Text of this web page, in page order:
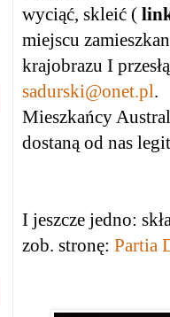
wyciąć, skleić (
miejscu
krajobrazu I
sadurski@onet.pl .
Mieszkańcy
dostaną od nas
I jeszcze jedno:
zob. stronę: Partia